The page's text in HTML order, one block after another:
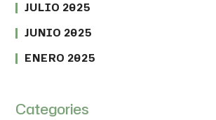
JULIO 2025
JUNIO 2025
ENERO 2025
Categories